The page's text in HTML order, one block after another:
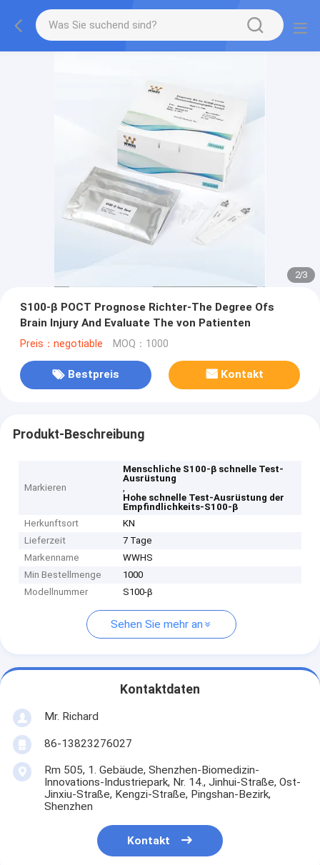
2/3
S100-β POCT Prognose Richter-The Degree Ofs
Brain Injury And Evaluate The von Patienten
Preis：negotiable MOQ：1000
Bestpreis Kontakt
Produkt-Beschreibung
Markieren
Menschliche S100-β schnelle Test-
Ausrüstung
,
Hohe schnelle Test-Ausrüstung der
Empfindlichkeits-S100-β
Herkunftsort
KN
Lieferzeit
7 Tage
Markenname
WWHS
Min Bestellmenge
1000
Modellnummer
S100-β
Sehen Sie mehr an
Kontaktdaten
Mr. Richard
86-13823276027
Rm 505, 1. Gebäude, Shenzhen-Biomedizin-
Innovations-Industriepark, Nr. 14., Jinhui-Straße, Ost-
Jinxiu-Straße, Kengzi-Straße, Pingshan-Bezirk,
Shenzhen
Kontakt